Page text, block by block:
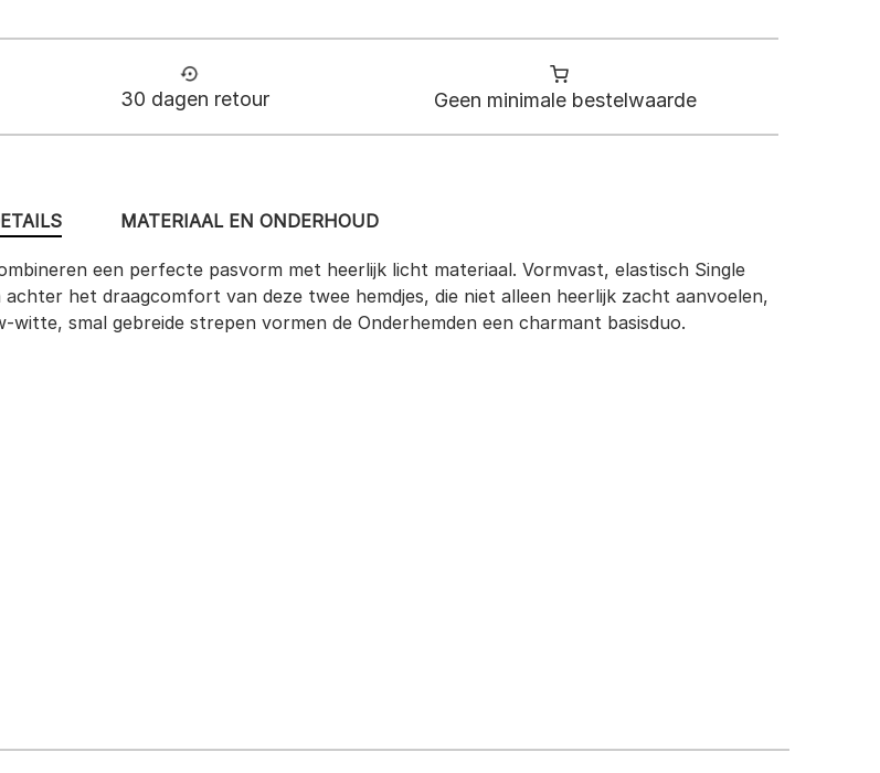
30 dagen retour Geen minimale bestelwaarde
een perfecte pasvorm met heerlijk licht materiaal. Vormvast, elastisch Single
het draagcomfort van deze twee hemdjes, die niet alleen heerlijk zacht aanvoelen,
smal gebreide strepen vormen de Onderhemden een charmant basisduo.
MATERIAAL EN ONDERHOUD